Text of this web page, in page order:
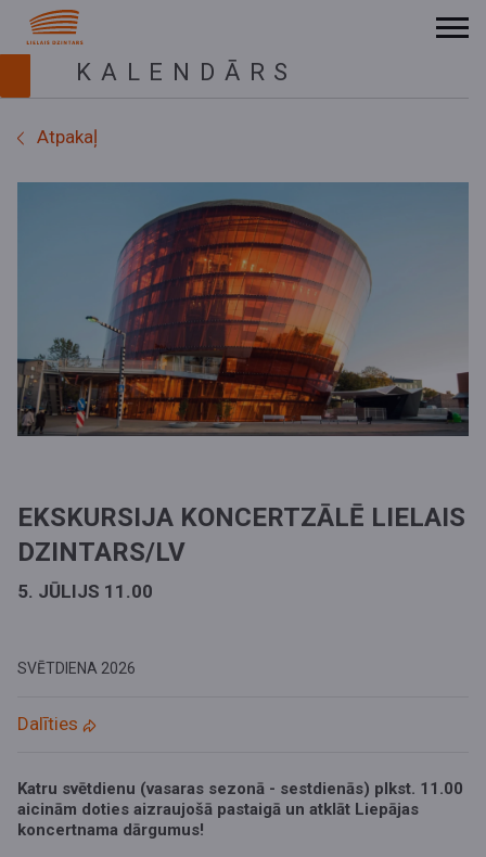
KALENDĀRS
Atpakaļ
EKSKURSIJA KONCERTZĀLĒ LIELAIS
DZINTARS/LV
5. JŪLIJS 11.00
SVĒTDIENA 2026
Dalīties
Katru svētdienu (vasaras sezonā - sestdienās) plkst. 11.00
aicinām doties aizraujošā pastaigā un atklāt Liepājas
koncertnama dārgumus!